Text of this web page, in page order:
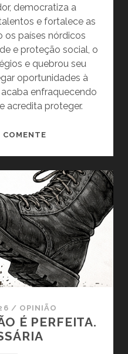
democratiza a
e fortalece as
os países nórdicos
e proteção social, o
e quebrou seu
oportunidades à
enfraquecendo
acredita proteger.
VOCÊ
/ OPINIÃO
É PERFEITA.